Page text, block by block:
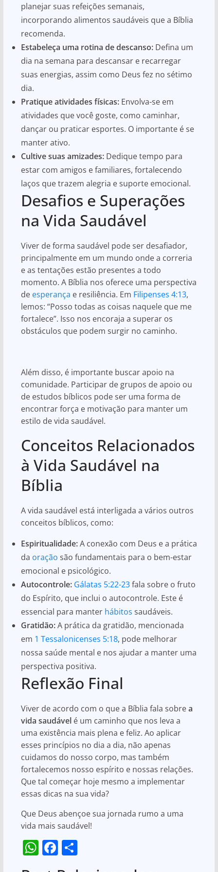
planejar suas refeições semanais,
incorporando alimentos saudáveis que a Bíblia
recomenda.
Estabeleça uma rotina de descanso:Defina um
dia na semana para descansar e recarregar
suas energias, assim como Deus fez no sétimo
dia.
Pratique atividades físicas:Envolva-se em
atividades que você goste, como caminhar,
dançar ou praticar esportes. O importante é se
manter ativo.
Cultive suas amizades:Dedique tempo para
estar com amigos e familiares, fortalecendo
laços que trazem alegria e suporte emocional.
Desafios e Superações
na Vida Saudável
Viver de forma saudável pode ser desafiador,
principalmente em um mundo onde a correria
e as tentações estão presentes a todo
momento. A Bíblia nos oferece uma perspectiva
de esperança e resiliência. Em Filipenses 4:13,
lemos: “Posso todas as coisas naquele que me
fortalece”. Isso nos encoraja a superar os
obstáculos que podem surgir no caminho.
Além disso, é importante buscar apoio na
comunidade. Participar de grupos de apoio ou
de estudos bíblicos pode ser uma forma de
encontrar força e motivação para manter um
estilo de vida saudável.
Conceitos Relacionados
à Vida Saudável na
Bíblia
A vida saudável está interligada a vários outros
conceitos bíblicos, como:
Espiritualidade:A conexão com Deus e a prática
da oração são fundamentais para o bem-estar
emocional e psicológico.
Autocontrole: Gálatas 5:22-23fala sobre o fruto
do Espírito, que inclui o autocontrole. Este é
essencial para manter hábitos saudáveis.
Gratidão:A prática da gratidão, mencionada
em 1 Tessalonicenses 5:18, pode melhorar
nossa saúde mental e nos ajudar a manter uma
perspectiva positiva.
Reflexão Final
Viver de acordo com o que a Bíblia fala sobrea
vida saudávelé um caminho que nos leva a
uma existência mais plena e feliz. Ao aplicar
esses princípios no dia a dia, não apenas
cuidamos do nosso corpo, mas também
fortalecemos nosso espírito e nossas relações.
Que tal começar hoje mesmo a implementar
essas dicas na sua vida?
Que Deus abençoe sua jornada rumo a uma
vida mais saudável!
W F S